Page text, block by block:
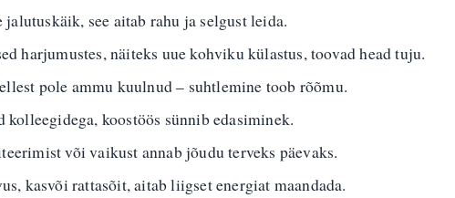
see aitab rahu ja selgust leida.
harjumustes, näiteks uue kohviku külastus, toovad head tuju.
pole ammu kuulnud – suhtlemine toob rõõmu.
koostöös sünnib edasiminek.
või vaikust annab jõudu terveks päevaks.
kasvõi rattasõit, aitab liigset energiat maandada.